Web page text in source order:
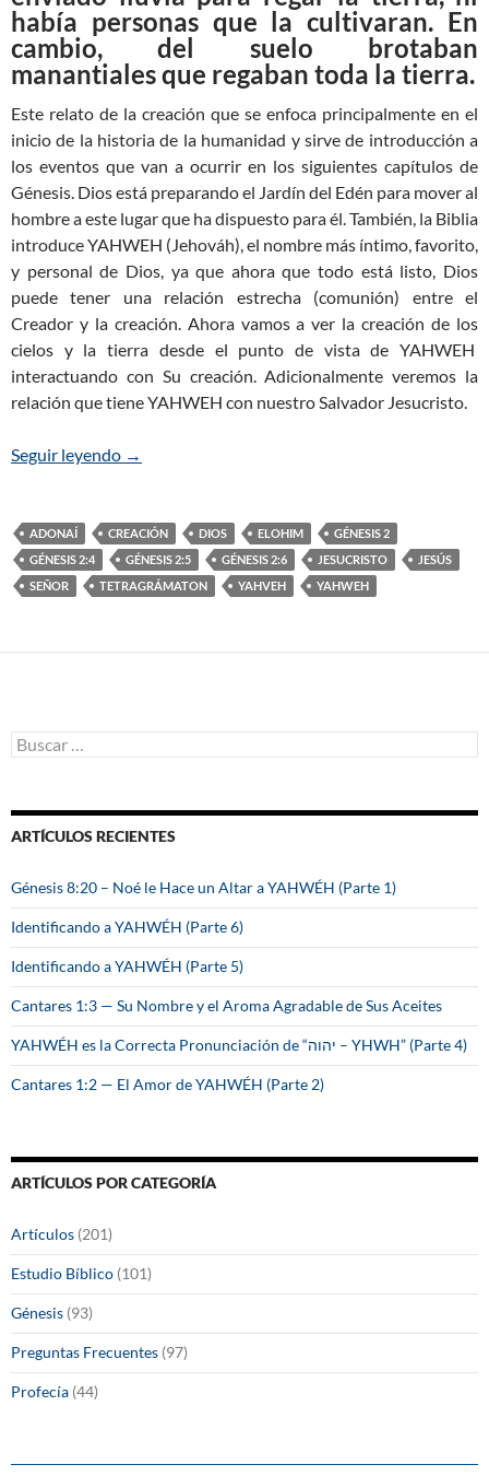
había personas que la cultivaran. En
cambio, del suelo brotaban
manantiales que regaban toda la tierra.
Este relato de la creación que se enfoca principalmente en el
inicio de la historia de la humanidad y sirve de introducción a
los eventos que van a ocurrir en los siguientes capítulos de
Génesis. Dios está preparando el Jardín del Edén para mover al
hombre a este lugar que ha dispuesto para él. También, la Biblia
introduce YAHWEH (Jehováh), el nombre más íntimo, favorito,
y personal de Dios, ya que ahora que todo está listo, Dios
puede tener una relación estrecha (comunión) entre el
Creador y la creación. Ahora vamos a ver la creación de los
cielos y la tierra desde el punto de vista de YAHWEH
interactuando con Su creación. Adicionalmente veremos la
relación que tiene YAHWEH con nuestro Salvador Jesucristo.
Seguir leyendo Génesis 2:4-6 — YAHWEH y la creación de los
→
ADONAÍ CREACIÓN DIOS ELOHIM
GÉNESIS 2
GÉNESIS 2:4
GÉNESIS 2:5 GÉNESIS 2:6 JESUCRISTO
JESÚS
SEÑOR
TETRAGRÁMATON YAHVEH YAHWEH
B
u
a
r
ARTÍCULOS RECIENTES
Génesis 8:20 – Noé le Hace un Altar a YAHWÉH (Parte 1)
Identificando a YAHWÉH (Parte 6)
Identificando a YAHWÉH (Parte 5)
Cantares 1:3 — Su Nombre y el Aroma Agradable de Sus Aceites
YAHWÉH es la Correcta Pronunciación de “יהוה – YHWH” (Parte 4)
Cantares 1:2 — El Amor de YAHWÉH (Parte 2)
ARTÍCULOS POR CATEGORÍA
Artículos (201)
Estudio Bíblico (101)
Génesis (93)
Preguntas Frecuentes (97)
Profecía (44)